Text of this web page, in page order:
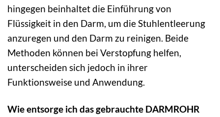
hingegen beinhaltet die Einführung von
Flüssigkeit in den Darm, um die Stuhlentleerung
anzuregen und den Darm zu reinigen. Beide
Methoden können bei Verstopfung helfen,
unterscheiden sich jedoch in ihrer
Funktionsweise und Anwendung.
Wie entsorge ich das gebrauchte DARMROHR